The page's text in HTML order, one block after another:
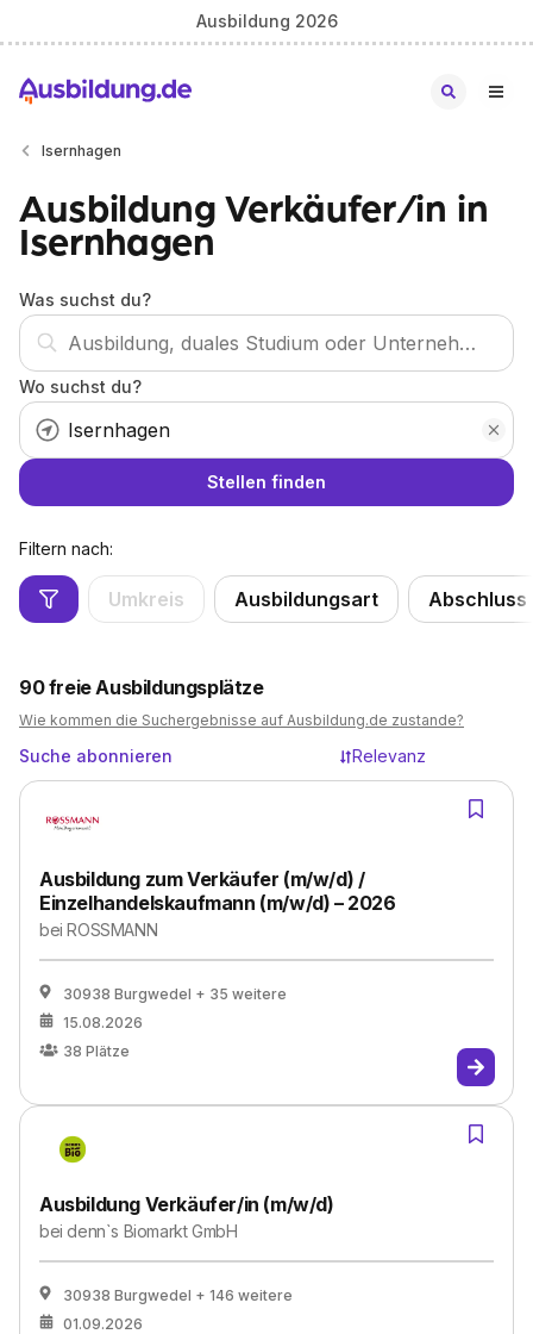
Ausbildung 2026
Isernhagen
Ausbildung Verkäufer/in in
Isernhagen
Was suchst du?
Wo suchst du?
Stellen finden
Filtern nach:
Umkreis Ausbildungsart Abschluss
90freie Ausbildungsplätze
Wie kommen die Suchergebnisse auf Ausbildung.de zustande?
Suche abonnieren Relevanz
Ausbildung zum Verkäufer (m/w/d) /
Einzelhandelskaufmann (m/w/d) – 2026
beiROSSMANN
30938 Burgwedel + 35 weitere
15.08.2026
38 Plätze
Ausbildung Verkäufer/in (m/w/d)
beidenn`s Biomarkt GmbH
30938 Burgwedel + 146 weitere
01.09.2026